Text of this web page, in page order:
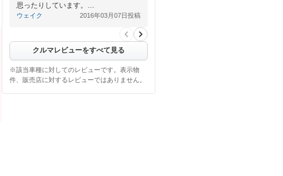
思ったりしています。…
ウェイク 2016年03月07日投稿
クルマレビューをすべて見る
※該当車種に対してのレビューです。表示物
件、販売店に対するレビューではありません。